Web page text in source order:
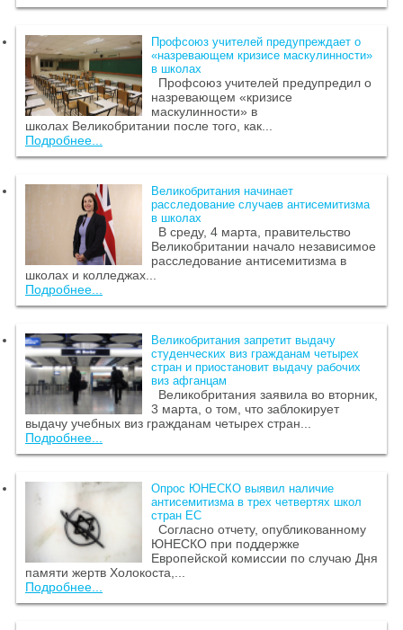
Профсоюз учителей предупреждает о
«назревающем кризисе маскулинности»
в школах
Профсоюз учителей предупредил о
назревающем «кризисе
маскулинности» в
школах Великобритании после того, как...
Подробнее...
Великобритания начинает
расследование случаев антисемитизма
в школах
В среду, 4 марта, правительство
Великобритании начало независимое
расследование антисемитизма в
школах и колледжах...
Подробнее...
Великобритания запретит выдачу
студенческих виз гражданам четырех
стран и приостановит выдачу рабочих
виз афганцам
Великобритания заявила во вторник,
3 марта, о том, что заблокирует
выдачу учебных виз гражданам четырех стран...
Подробнее...
Опрос ЮНЕСКО выявил наличие
антисемитизма в трех четвертях школ
стран ЕС
Согласно отчету, опубликованному
ЮНЕСКО при поддержке
Европейской комиссии по случаю Дня
памяти жертв Холокоста,...
Подробнее...